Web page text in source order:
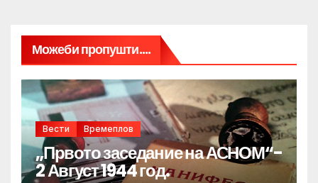
Можеби пропушти....
Вести Времеплов
„Првото заседание на АСНОМ“-
2 Август 1944 год.